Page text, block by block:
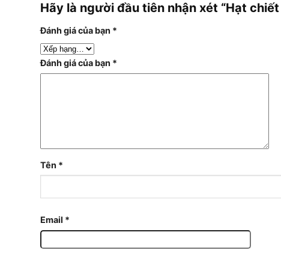
Hãy là người đầu tiên nhận xét “Hạt
Đánh giá của bạn *
Đánh giá của bạn *
Tên *
Email *